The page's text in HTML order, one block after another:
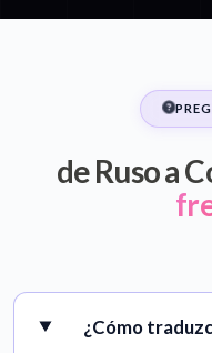
de Ruso a
¿Cómo